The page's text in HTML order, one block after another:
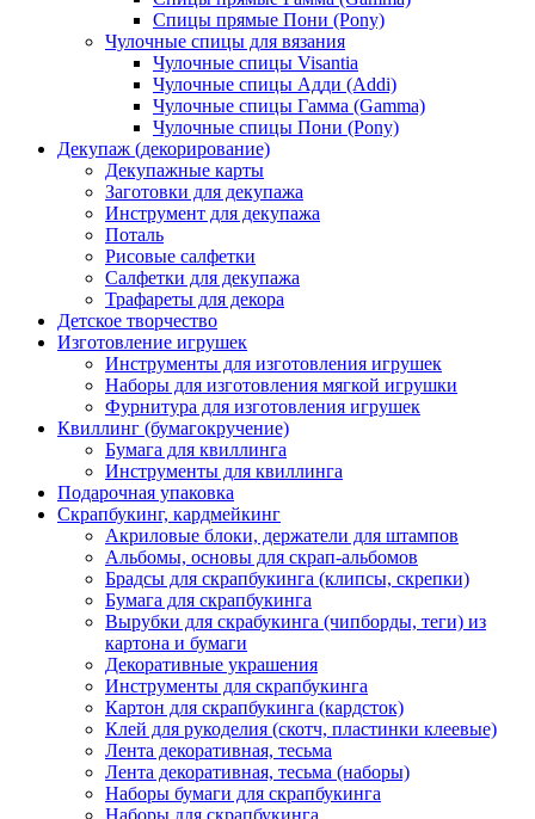
Спицы прямые Пони (Pony)
Чулочные спицы для вязания
Чулочные спицы Visantia
Чулочные спицы Адди (Addi)
Чулочные спицы Гамма (Gamma)
Чулочные спицы Пони (Pony)
Декупаж (декорирование)
Декупажные карты
Заготовки для декупажа
Инструмент для декупажа
Поталь
Рисовые салфетки
Салфетки для декупажа
Трафареты для декора
Детское творчество
Изготовление игрушек
Инструменты для изготовления игрушек
Наборы для изготовления мягкой игрушки
Фурнитура для изготовления игрушек
Квиллинг (бумагокручение)
Бумага для квиллинга
Инструменты для квиллинга
Подарочная упаковка
Скрапбукинг, кардмейкинг
Акриловые блоки, держатели для штампов
Альбомы, основы для скрап-альбомов
Брадсы для скрапбукинга (клипсы, скрепки)
Бумага для скрапбукинга
Вырубки для скрабукинга (чипборды, теги) из
картона и бумаги
Декоративные украшения
Инструменты для скрапбукинга
Картон для скрапбукинга (кардсток)
Клей для рукоделия (скотч, пластинки клеевые)
Лента декоративная, тесьма
Лента декоративная, тесьма (наборы)
Наборы бумаги для скрапбукинга
Наборы для скрапбукинга